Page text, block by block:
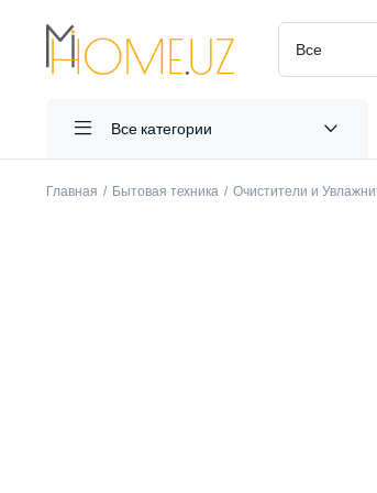
Все категории
Главная Бытовая техника Очистители и